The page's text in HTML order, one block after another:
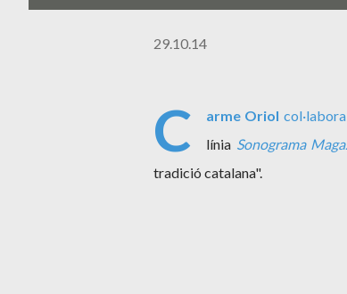
29.10.14
C arme Oriol
línia Sonograma
tradició catalana".